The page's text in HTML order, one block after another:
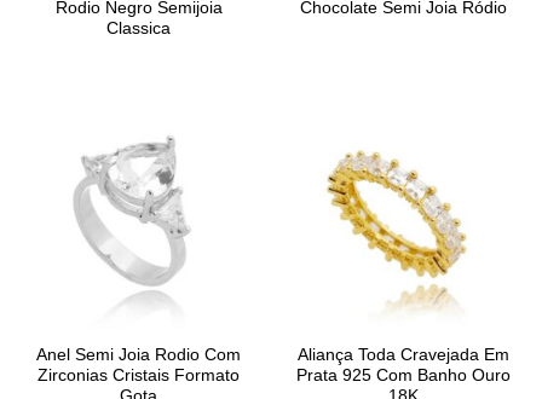
Rodio Negro Semijoia
Classica
Chocolate Semi Joia Ródio
Anel Semi Joia Rodio Com
Zirconias Cristais Formato
Aliança Toda Cravejada Em
Prata 925 Com Banho Ouro